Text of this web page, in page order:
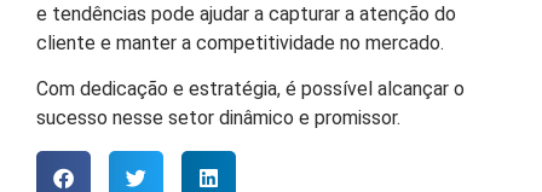
e tendências pode ajudar a capturar a atenção do
cliente e manter a competitividade no mercado.
Com dedicação e estratégia, é possível alcançar o
sucesso nesse setor dinâmico e promissor.